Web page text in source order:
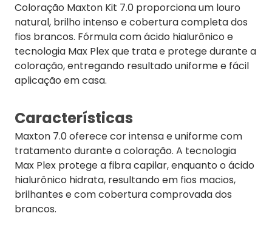
Coloração Maxton Kit 7.0 proporciona um louro
natural, brilho intenso e cobertura completa dos
fios brancos. Fórmula com ácido hialurônico e
tecnologia Max Plex que trata e protege durante a
coloração, entregando resultado uniforme e fácil
aplicação em casa.
Características
Maxton 7.0 oferece cor intensa e uniforme com
tratamento durante a coloração. A tecnologia
Max Plex protege a fibra capilar, enquanto o ácido
hialurônico hidrata, resultando em fios macios,
brilhantes e com cobertura comprovada dos
brancos.